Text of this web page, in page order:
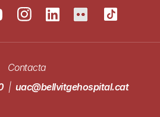
Contacta
| uac@bellvitgehospital.cat